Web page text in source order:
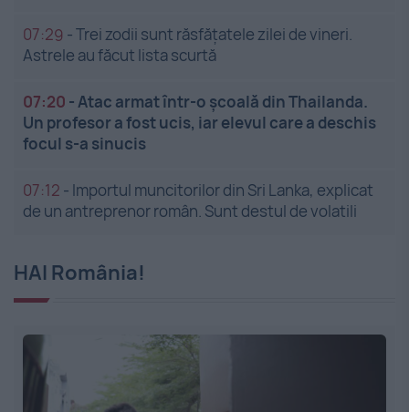
07:29 -Trei zodii sunt răsfățatele zilei de vineri.
Astrele au făcut lista scurtă
07:20 -Atac armat într-o școală din Thailanda.
Un profesor a fost ucis, iar elevul care a deschis
focul s-a sinucis
07:12 - Importul muncitorilor din Sri Lanka, explicat
de un antreprenor român. Sunt destul de volatili
HAI România!